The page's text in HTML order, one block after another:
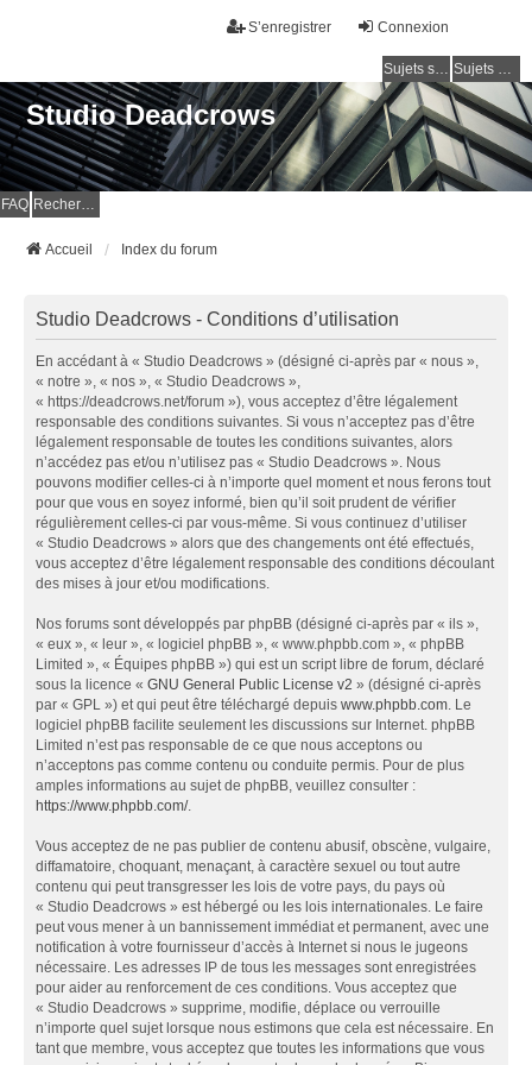
Connexion
S’enregistrer
Sujets sans réponse Sujets actifs
Studio Deadcrows
FAQ Rechercher
Accueil Index du forum
Studio Deadcrows - Conditions d’utilisation
En accédant à « Studio Deadcrows » (désigné ci-après par « nous »,
« notre », « nos », « Studio Deadcrows »,
« https://deadcrows.net/forum »), vous acceptez d’être légalement
responsable des conditions suivantes. Si vous n’acceptez pas d’être
légalement responsable de toutes les conditions suivantes, alors
n’accédez pas et/ou n’utilisez pas « Studio Deadcrows ». Nous
pouvons modifier celles-ci à n’importe quel moment et nous ferons tout
pour que vous en soyez informé, bien qu’il soit prudent de vérifier
régulièrement celles-ci par vous-même. Si vous continuez d’utiliser
« Studio Deadcrows » alors que des changements ont été effectués,
vous acceptez d’être légalement responsable des conditions découlant
des mises à jour et/ou modifications.
Nos forums sont développés par phpBB (désigné ci-après par « ils »,
« eux », « leur », « logiciel phpBB », « www.phpbb.com », « phpBB
Limited », « Équipes phpBB ») qui est un script libre de forum, déclaré
sous la licence « GNU General Public License v2 » (désigné ci-après
par « GPL ») et qui peut être téléchargé depuis www.phpbb.com. Le
logiciel phpBB facilite seulement les discussions sur Internet. phpBB
Limited n’est pas responsable de ce que nous acceptons ou
n’acceptons pas comme contenu ou conduite permis. Pour de plus
amples informations au sujet de phpBB, veuillez consulter :
https://www.phpbb.com/.
Vous acceptez de ne pas publier de contenu abusif, obscène, vulgaire,
diffamatoire, choquant, menaçant, à caractère sexuel ou tout autre
contenu qui peut transgresser les lois de votre pays, du pays où
« Studio Deadcrows » est hébergé ou les lois internationales. Le faire
peut vous mener à un bannissement immédiat et permanent, avec une
notification à votre fournisseur d’accès à Internet si nous le jugeons
nécessaire. Les adresses IP de tous les messages sont enregistrées
pour aider au renforcement de ces conditions. Vous acceptez que
« Studio Deadcrows » supprime, modifie, déplace ou verrouille
n’importe quel sujet lorsque nous estimons que cela est nécessaire. En
tant que membre, vous acceptez que toutes les informations que vous